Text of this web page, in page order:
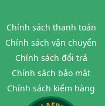
Chính sách thanh toán
Chính sách vận chuyển
Chính sách đổi trả
Chính sách bảo mật
Chính sách kiểm hàng